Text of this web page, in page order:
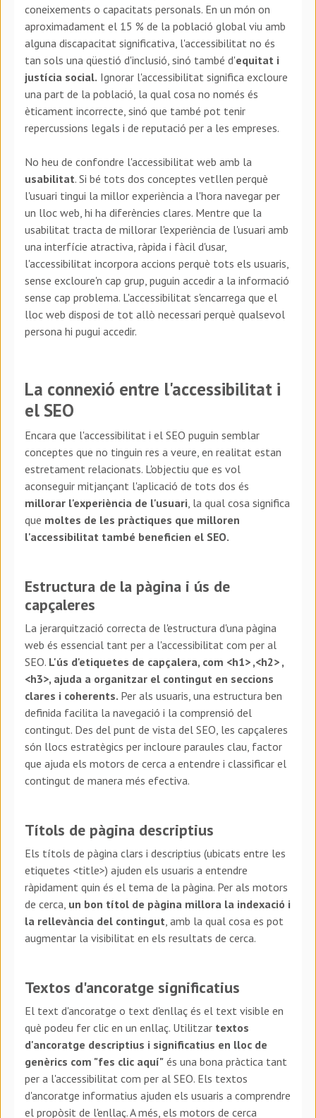
coneixements o capacitats personals. En un món on
aproximadament el 15 % de la població global viu amb
alguna discapacitat significativa, l'accessibilitat no és
tan sols una qüestió d'inclusió, sinó també d'equitat i
justícia social. Ignorar l'accessibilitat significa excloure
una part de la població, la qual cosa no només és
èticament incorrecte, sinó que també pot tenir
repercussions legals i de reputació per a les empreses.
No heu de confondre l'accessibilitat web amb la
usabilitat. Si bé tots dos conceptes vetllen perquè
l'usuari tingui la millor experiència a l'hora navegar per
un lloc web, hi ha diferències clares. Mentre que la
usabilitat tracta de millorar l'experiència de l'usuari amb
una interfície atractiva, ràpida i fàcil d'usar,
l'accessibilitat incorpora accions perquè tots els usuaris,
sense excloure'n cap grup, puguin accedir a la informació
sense cap problema. L'accessibilitat s'encarrega que el
lloc web disposi de tot allò necessari perquè qualsevol
persona hi pugui accedir.
La connexió entre l'accessibilitat i
el SEO
Encara que l'accessibilitat i el SEO puguin semblar
conceptes que no tinguin res a veure, en realitat estan
estretament relacionats. L'objectiu que es vol
aconseguir mitjançant l'aplicació de tots dos és
millorar l'experiència de l'usuari , la qual cosa significa
que moltes de les pràctiques que milloren
l'accessibilitat també beneficien el SEO.
Estructura de la pàgina i ús de
capçaleres
La jerarquització correcta de l'estructura d'una pàgina
web és essencial tant per a l'accessibilitat com per al
SEO. L'ús d'etiquetes de capçalera, com <h1> ,<h2> ,
<h3>, ajuda a organitzar el contingut en seccions
clares i coherents. Per als usuaris, una estructura ben
definida facilita la navegació i la comprensió del
contingut. Des del punt de vista del SEO, les capçaleres
són llocs estratègics per incloure paraules clau, factor
que ajuda els motors de cerca a entendre i classificar el
contingut de manera més efectiva.
Títols de pàgina descriptius
Els títols de pàgina clars i descriptius (ubicats entre les
etiquetes <title>) ajuden els usuaris a entendre
ràpidament quin és el tema de la pàgina. Per als motors
de cerca, un bon títol de pàgina millora la indexació i
la rellevància del contingut , amb la qual cosa es pot
augmentar la visibilitat en els resultats de cerca.
Textos d'ancoratge significatius
El text d'ancoratge o text d'enllaç és el text visible en
què podeu fer clic en un enllaç. Utilitzar textos
d'ancoratge descriptius i significatius en lloc de
genèrics com "fes clic aquí" és una bona pràctica tant
per a l'accessibilitat com per al SEO. Els textos
d'ancoratge informatius ajuden els usuaris a comprendre
el propòsit de l'enllaç. A més, els motors de cerca